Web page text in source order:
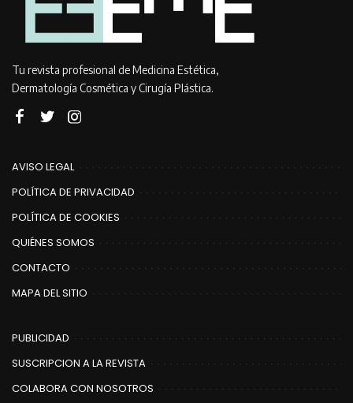
Tu revista profesional de Medicina Estética,
Dermatología Cosmética y Cirugía Plástica.
AVISO LEGAL
POLÍTICA DE PRIVACIDAD
POLÍTICA DE COOKIES
QUIÉNES SOMOS
CONTACTO
MAPA DEL SITIO
PUBLICIDAD
SUSCRIPCION A LA REVISTA
COLABORA CON NOSOTROS